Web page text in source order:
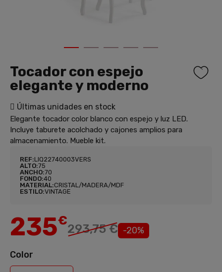
Tocador con espejo
elegante y moderno
Últimas unidades en stock
Elegante tocador color blanco con espejo y luz LED.
Incluye taburete acolchado y cajones amplios para
almacenamiento. Mueble kit.
REF:LIQ22740003VERS
ALTO:75
ANCHO:70
FONDO:40
MATERIAL:CRISTAL/MADERA/MDF
ESTILO:VINTAGE
235€
293,75 € -20%
Color